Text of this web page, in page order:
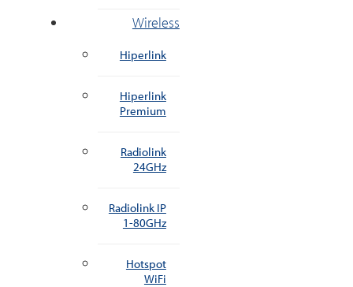
Wireless
Hiperlink
Hiperlink
Premium
Radiolink
24GHz
Radiolink IP
1-80GHz
Hotspot
WiFi